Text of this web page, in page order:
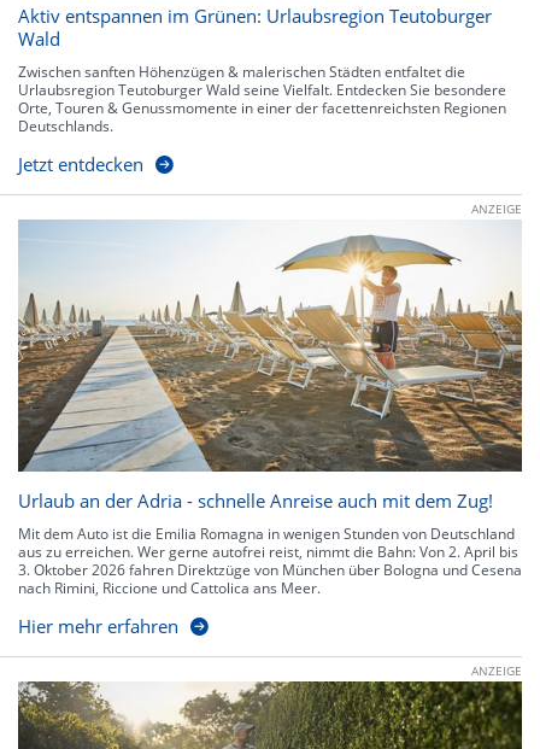
Aktiv entspannen im Grünen: Urlaubsregion Teutoburger
Wald
Zwischen sanften Höhenzügen & malerischen Städten entfaltet die
Urlaubsregion Teutoburger Wald seine Vielfalt. Entdecken Sie besondere
Orte, Touren & Genussmomente in einer der facettenreichsten Regionen
Deutschlands.
Jetzt entdecken
ANZEIGE
Urlaub an der Adria - schnelle Anreise auch mit dem Zug!
Mit dem Auto ist die Emilia Romagna in wenigen Stunden von Deutschland
aus zu erreichen. Wer gerne autofrei reist, nimmt die Bahn: Von 2. April bis
3. Oktober 2026 fahren Direktzüge von München über Bologna und Cesena
nach Rimini, Riccione und Cattolica ans Meer.
Hier mehr erfahren
ANZEIGE